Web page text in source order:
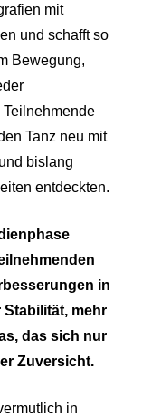
mit
und schafft so
Bewegung,
Tanz neu mit
bislang
entdeckten.
in
mehr
das sich nur
Zuversicht.
in